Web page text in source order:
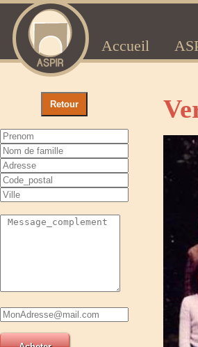
Accueil